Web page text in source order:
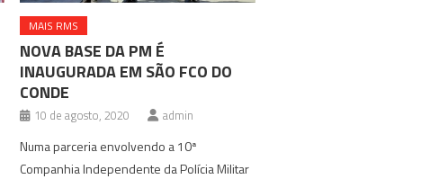
MAIS RMS
NOVA BASE DA PM É
INAUGURADA EM SÃO FCO DO
CONDE
10 de agosto, 2020 admin
Numa parceria envolvendo a 10ª
Companhia Independente da Polícia Militar